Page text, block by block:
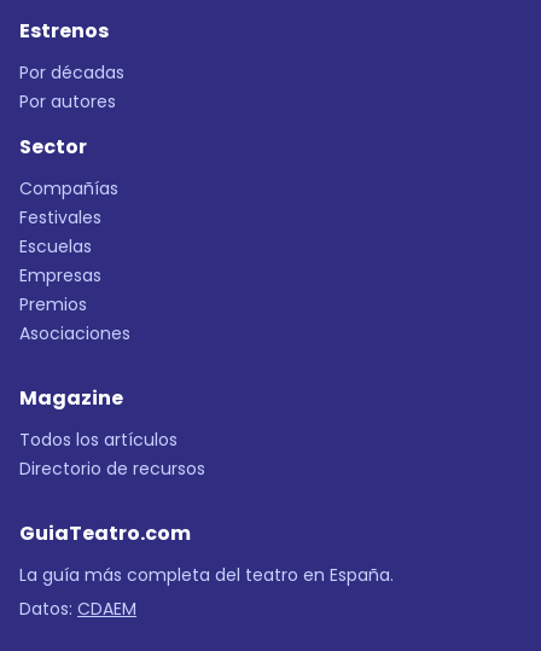
Estrenos
Por décadas
Por autores
Sector
Compañías
Festivales
Escuelas
Empresas
Premios
Asociaciones
Magazine
Todos los artículos
Directorio de recursos
GuiaTeatro.com
La guía más completa del teatro en España.
Datos: CDAEM